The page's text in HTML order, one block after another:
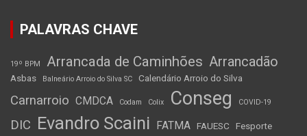
PALAVRAS CHAVE
19º BPM Arrancada de Caminhões Arrancadão
Asbas Balneário Arroio do Silva SC Calendário Arroio do Silva
Carnarroio CMDCA Codam Colix Conseg COVID-19
DIC Evandro Scaini FATMA FAUESC Fesporte